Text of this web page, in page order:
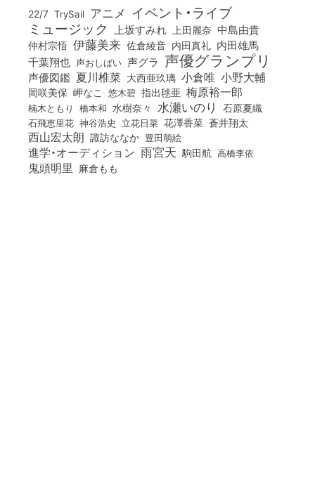
22/7 TrySail アニメ イベント・ライブ
ミュージック 上坂すみれ 上田麗奈 中島由貴
仲村宗悟 伊藤美来 佐倉綾音 内田真礼 内田雄馬
千葉翔也 声おしばい 声グラ 声優グランプリ
声優図鑑 夏川椎菜 大西亜玖璃 小倉唯 小野大輔
岡咲美保 岬なこ 悠木碧 指出毬亜 梅原裕一郎
楠木ともり 橋本和 水樹奈々 水瀬いのり 石原夏織
石飛恵里花 神谷浩史 立花日菜 花澤香菜 蒼井翔太
西山宏太朗 諏訪ななか 豊田萌絵
進学・オーディション 雨宮天 駒田航 高橋李依
鬼頭明里 麻倉もも